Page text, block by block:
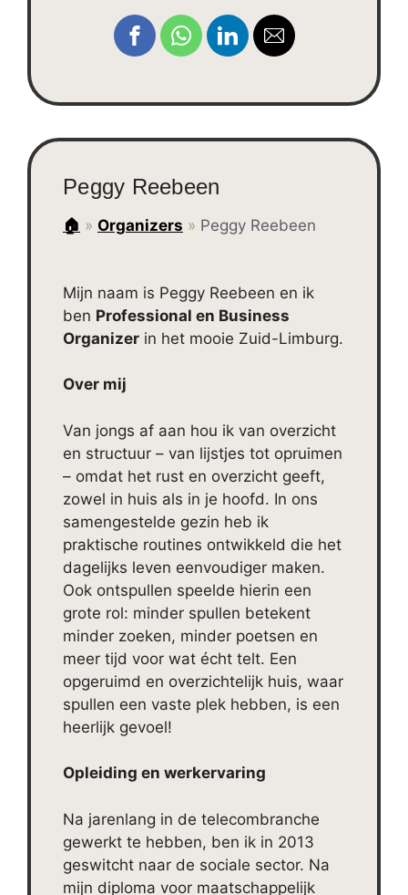
Peggy Reebeen
🏠 » Organizers » Peggy Reebeen
Mijn naam is Peggy Reebeen en ik
ben Professional en Business
Organizer in het mooie Zuid-Limburg.
Over mij
Van jongs af aan hou ik van overzicht
en structuur – van lijstjes tot opruimen
– omdat het rust en overzicht geeft,
zowel in huis als in je hoofd. In ons
samengestelde gezin heb ik
praktische routines ontwikkeld die het
dagelijks leven eenvoudiger maken.
Ook ontspullen speelde hierin een
grote rol: minder spullen betekent
minder zoeken, minder poetsen en
meer tijd voor wat écht telt. Een
opgeruimd en overzichtelijk huis, waar
spullen een vaste plek hebben, is een
heerlijk gevoel!
Opleiding en werkervaring
Na jarenlang in de telecombranche
gewerkt te hebben, ben ik in 2013
geswitcht naar de sociale sector. Na
mijn diploma voor maatschappelijk